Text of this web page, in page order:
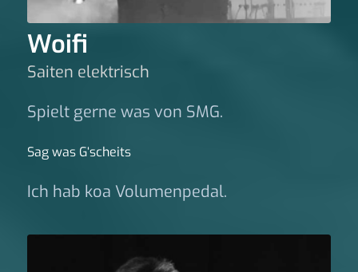
Woifi
Saiten elektrisch
Spielt gerne was von SMG.
Sag was G‘scheits
Ich hab koa Volumenpedal.